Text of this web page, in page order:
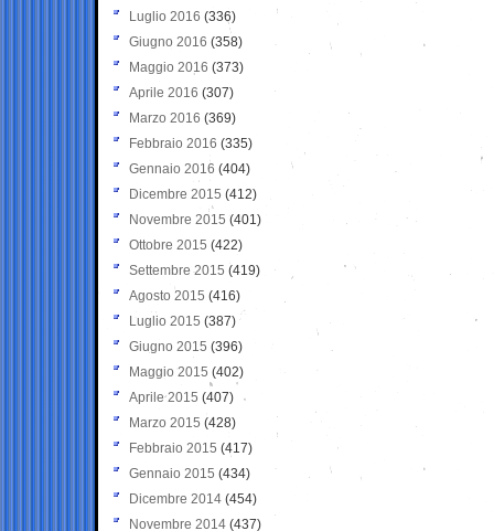
Luglio 2016 (336)
Giugno 2016 (358)
Maggio 2016 (373)
Aprile 2016 (307)
Marzo 2016 (369)
Febbraio 2016 (335)
Gennaio 2016 (404)
Dicembre 2015 (412)
Novembre 2015 (401)
Ottobre 2015 (422)
Settembre 2015 (419)
Agosto 2015 (416)
Luglio 2015 (387)
Giugno 2015 (396)
Maggio 2015 (402)
Aprile 2015 (407)
Marzo 2015 (428)
Febbraio 2015 (417)
Gennaio 2015 (434)
Dicembre 2014 (454)
Novembre 2014 (437)